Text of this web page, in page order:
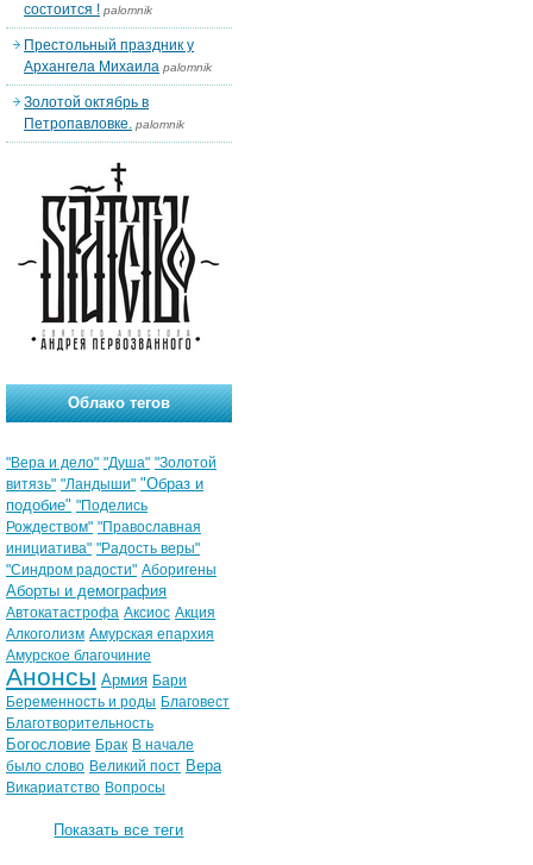
состоится ! palomnik
Престольный праздник у
Архангела Михаила palomnik
Золотой октябрь в
Петропавловке. palomnik
Облако тегов
"Вера и дело" "Душа" "Золотой
витязь" "Ландыши" "Образ и
подобие" "Поделись
Рождеством" "Православная
инициатива" "Радость веры"
"Синдром радости" Аборигены
Аборты и демография
Автокатастрофа Аксиос Акция
Алкоголизм Амурская епархия
Амурское благочиние
Анонсы Армия Бари
Беременность и роды Благовест
Благотворительность
Богословие Брак В начале
было слово Великий пост Вера
Викариатство Вопросы
Показать все теги